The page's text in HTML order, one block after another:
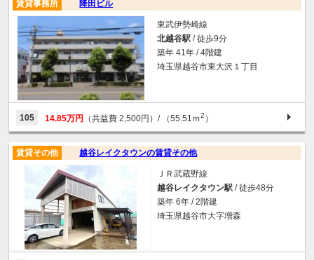
降田ビル
賃貸事務所
東武伊勢崎線
北越谷駅 / 徒歩9分
築年 41年 / 4階建
埼玉県越谷市東大沢１丁目
105 14.85万円 （共益費 2,500円）/ （55.51ｍ2 ）
越谷レイクタウンの賃貸その他
賃貸その他
ＪＲ武蔵野線
越谷レイクタウン駅 / 徒歩48分
築年 6年 / 2階建
埼玉県越谷市大字増森